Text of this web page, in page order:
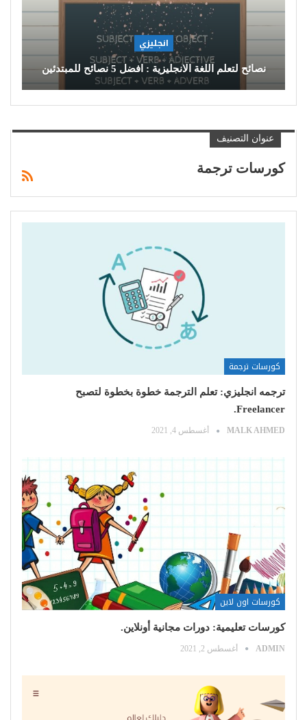
انجليزي
نصائح لتعلم اللغة الانجليزية : افضل 5 نصائح للمبتدئين
عنوان التصنيف
كورسات ترجمة
كورسات ترجمة
ترجمه انجليزي: تعلم الترجمة خطوة بخطوة لتصبح
Freelancer.
MALK AHMED أغسطس 4, 2021
كورسات اون لاين
كورسات تعليمية: دورات مجانية أونلاين.
ADMIN أغسطس 2, 2021